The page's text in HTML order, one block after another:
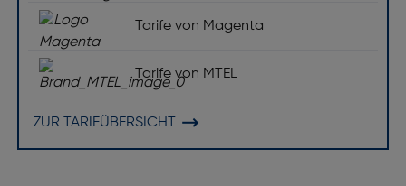
Tarife von Magenta
Tarife von MTEL
ZUR TARIFÜBERSICHT